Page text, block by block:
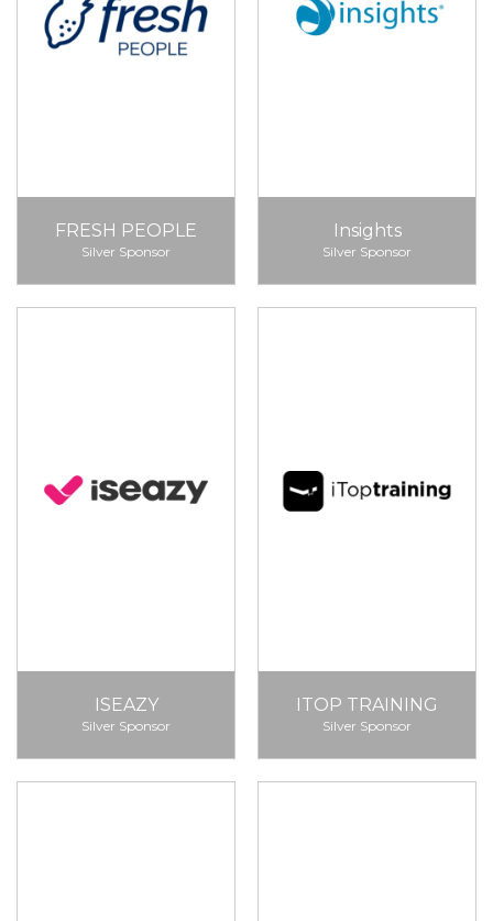
FRESH PEOPLE
Silver Sponsor
Insights
Silver Sponsor
ISEAZY
Silver Sponsor
ITOP TRAINING
Silver Sponsor